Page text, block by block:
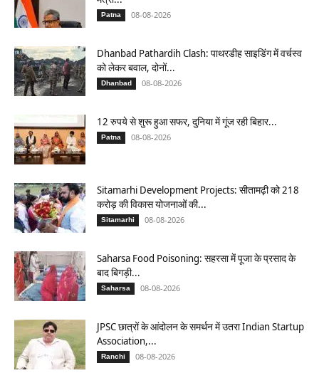
Patna 08-08-2026
Dhanbad Pathardih Clash: पाथरडीह साइडिंग में वर्चस्व
को लेकर बवाल, दोनों...
Dhanbad 08-08-2026
12 रुपये से शुरू हुआ सफर, दुनिया में गूंज रही बिहार...
Patna 08-08-2026
Sitamarhi Development Projects: सीतामढ़ी को 218
करोड़ की विकास योजनाओं की...
Sitamarhi 08-08-2026
Saharsa Food Poisoning: सहरसा में पूजा के प्रसाद के
बाद बिगड़ी...
Saharsa 08-08-2026
JPSC छात्रों के आंदोलन के समर्थन में उतरा Indian Startup
Association,...
Ranchi 08-08-2026